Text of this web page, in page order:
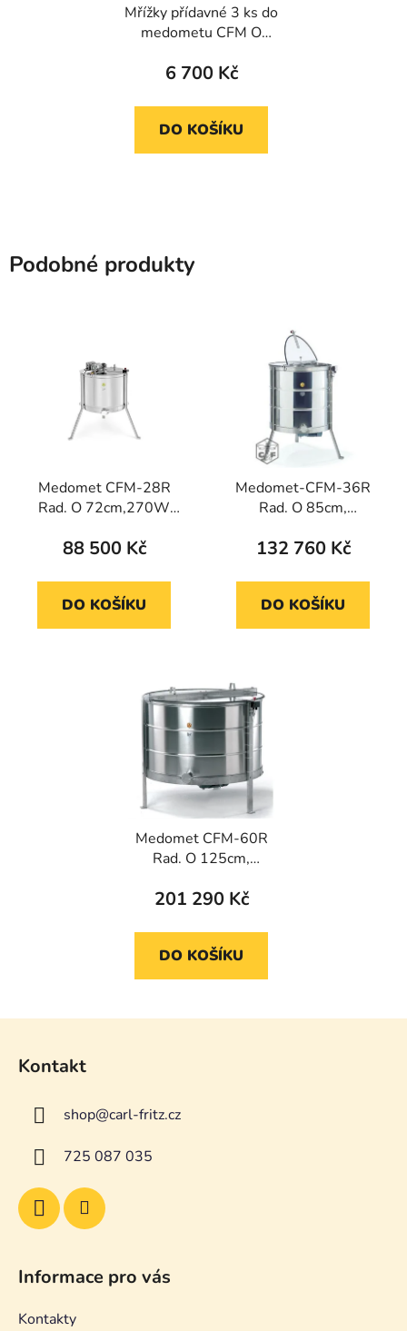
Mřížky přídavné 3 ks do
medometu CFM O
6 700 Kč
DO KOŠÍKU
Podobné produkty
Medomet CFM-28R
Rad. O 72cm,270W
88 500 Kč
DO KOŠÍKU
Medomet-CFM-36R
Rad. O 85cm,
nižší
132 760 Kč
DO KOŠÍKU
Medomet CFM-60R
Rad. O 125cm,
nižší
201 290 Kč
DO KOŠÍKU
Kontakt
shop@carl-fritz.cz
725 087 035
Informace pro vás
Kontakty